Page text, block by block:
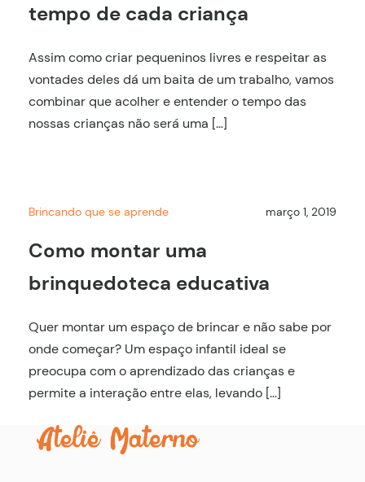
tempo de cada criança
Assim como criar pequeninos livres e respeitar as
vontades deles dá um baita de um trabalho, vamos
combinar que acolher e entender o tempo das
nossas crianças não será uma […]
Brincando que se aprende março 1, 2019
Como montar uma
brinquedoteca educativa
Quer montar um espaço de brincar e não sabe por
onde começar? Um espaço infantil ideal se
preocupa com o aprendizado das crianças e
permite a interação entre elas, levando […]